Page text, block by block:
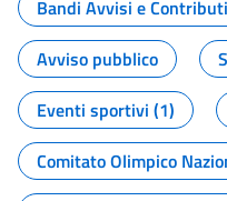
Bandi Avvisi e Contributi
Avviso pubblico
Eventi sportivi (1)
Comitato Olimpico